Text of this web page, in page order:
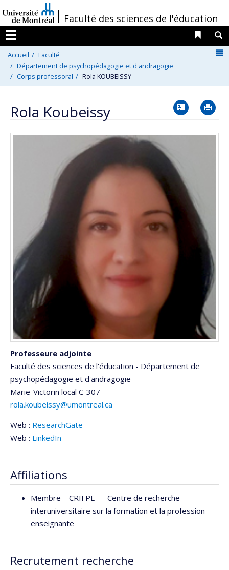
au
contenu
/Faculté des sciences de l'éducation
Menu
Liens
Accueil
Faculté
Département de psychopédagogie et d'andragogie
Corps professoral
Rola KOUBEISSY
Rola Koubeissy Vcard
Professeure adjointe
Faculté des sciences de l'éducation - Département de
psychopédagogie et d'andragogie
Marie-Victorin local C-307
rola.koubeissy@umontreal.ca
Web : ResearchGate
Web : LinkedIn
Affiliations
Membre – CRIFPE — Centre de recherche
interuniversitaire sur la formation et la profession
enseignante
Recrutement recherche